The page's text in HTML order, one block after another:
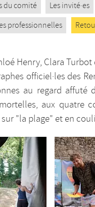
du comité
Les invité·es
professionnelles
Henry, Clara
officiel·les des
au regard affuté
aux quatre
"la plage" et en